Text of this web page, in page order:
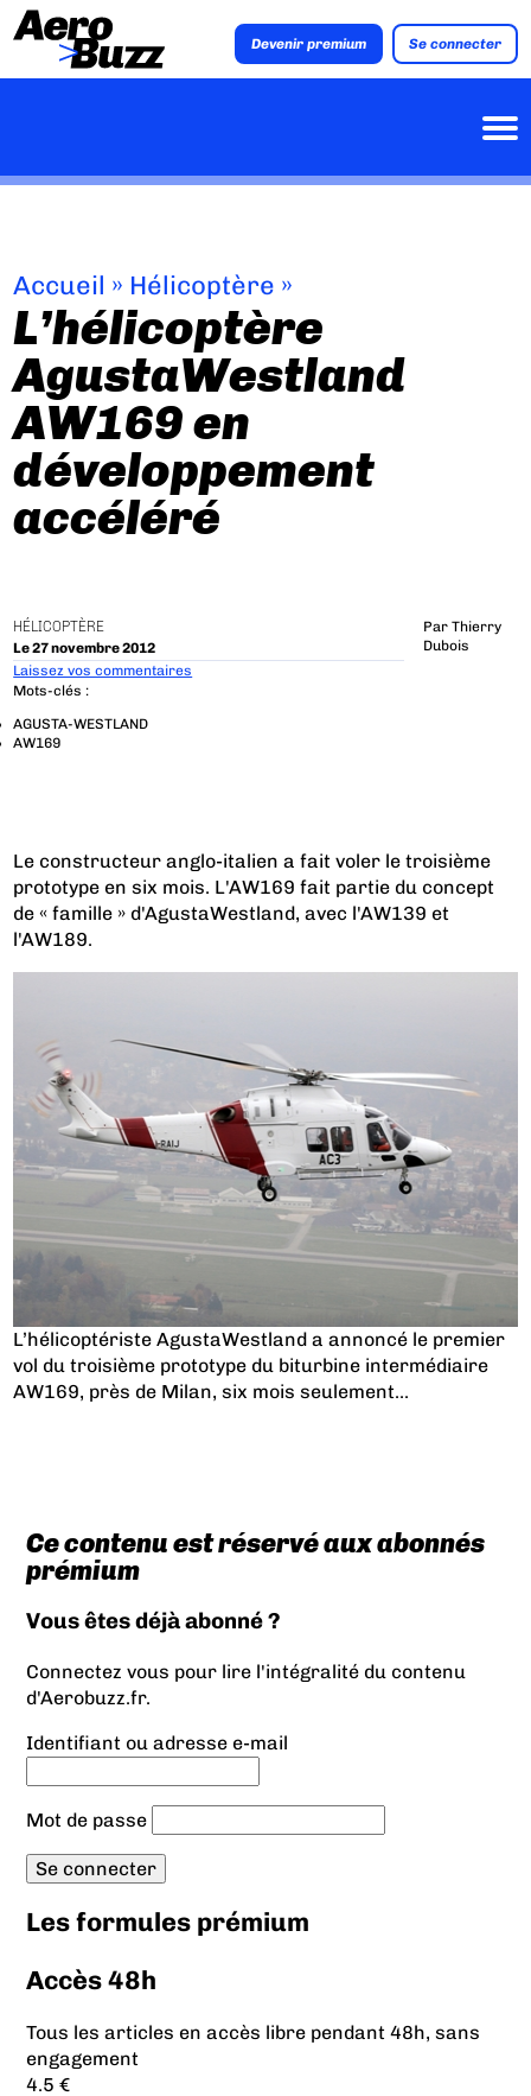
Devenir premium Se connecter
Accueil » Hélicoptère »
L’hélicoptère
AgustaWestland
AW169 en
développement
accéléré
HÉLICOPTÈRE
Le 27 novembre 2012
Par Thierry
Dubois
Laissez vos commentaires
Mots-clés :
AGUSTA-WESTLAND
AW169
Le constructeur anglo-italien a fait voler le troisième
prototype en six mois. L'AW169 fait partie du concept
de « famille » d'AgustaWestland, avec l'AW139 et
l'AW189.
L’hélicoptériste AgustaWestland a annoncé le premier
vol du troisième prototype du biturbine intermédiaire
AW169, près de Milan, six mois seulement...
Ce contenu est réservé aux abonnés
prémium
Vous êtes déjà abonné ?
Connectez vous pour lire l'intégralité du contenu
d'Aerobuzz.fr.
Identifiant ou adresse e-mail
Mot de passe
Les formules prémium
Accès 48h
Tous les articles en accès libre pendant 48h, sans
engagement
4.5 €